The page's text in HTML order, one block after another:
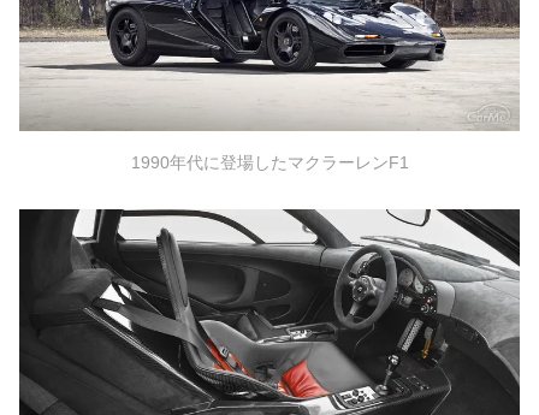
原点：航空機と黎明期のレーシングカー
市販車への挑戦：バブルカーと幻のフェラーリ
転換期：マクラーレン F1が実現した究極のド
EV時代における新たな可能性
まとめ：センターシート車の魅力とは
1990年代に登場したマクラーレンF1